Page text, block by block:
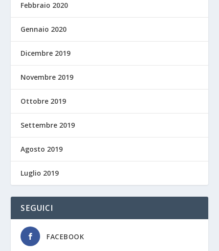
Febbraio 2020
Gennaio 2020
Dicembre 2019
Novembre 2019
Ottobre 2019
Settembre 2019
Agosto 2019
Luglio 2019
SEGUICI
FACEBOOK